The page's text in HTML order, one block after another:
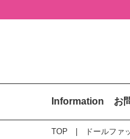
Information お
TOP ドールファ